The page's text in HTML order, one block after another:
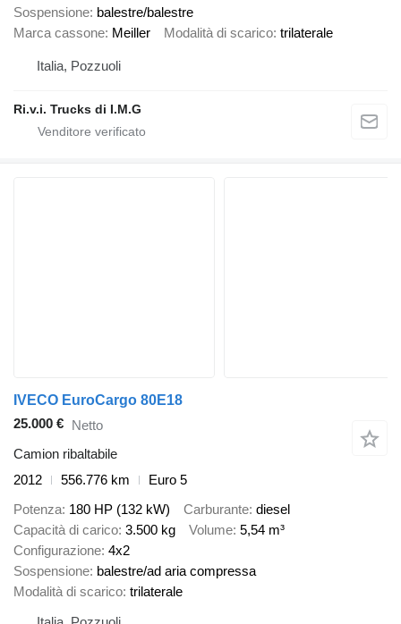
Sospensione balestre/balestre
Marca cassone Meiller Modalità di scarico trilaterale
Italia, Pozzuoli
Ri.v.i. Trucks di I.M.G
IVECO EuroCargo 80E18
25.000 € Netto
Camion ribaltabile
2012
556.776 km
Euro 5
Potenza 180 HP (132 kW) Carburante diesel
Capacità di carico 3.500 kg Volume 5,54 m³
Configurazione 4x2
Sospensione balestre/ad aria compressa
Modalità di scarico trilaterale